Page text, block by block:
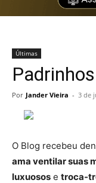
Últimas
Por Jander Vieira - 3 de
O Blog recebeu
ama ventilar suas
luxuosos e troca-